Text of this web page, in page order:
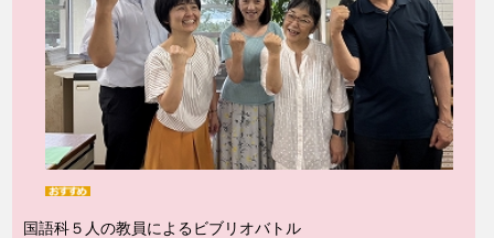
国語科５人の教員によるビブリオバトル